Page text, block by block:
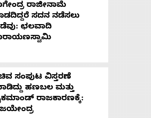
ರಾಜೀನಾಮೆ
ಸದನ ನಡೆಸಲು
ಛಲವಾದಿ
ಸಂಪುಟ ವಿಸ್ತರಣೆ
ಹಣಬಲ ಮತ್ತು
ರಾಜಕಾರಣಕ್ಕೆ: